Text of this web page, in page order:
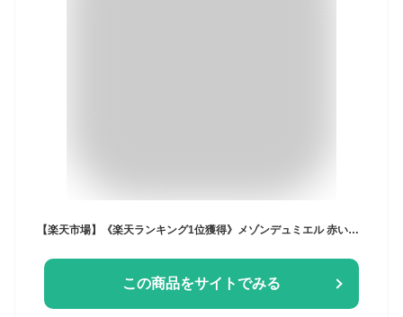
【楽天市場】《楽天ランキング1位獲得》メゾンデュミエル 赤いクッキー缶 焼き菓子 お菓子 クリスマス サブレ 美味しいクッキー クッキー詰め合わせ レトロ 缶 缶入り ギフト かわいい 可愛い おしゃれ 可愛いお菓子 ギフト プチギフト プレゼント クッキー 】：maison du miel
この商品をサイトでみる